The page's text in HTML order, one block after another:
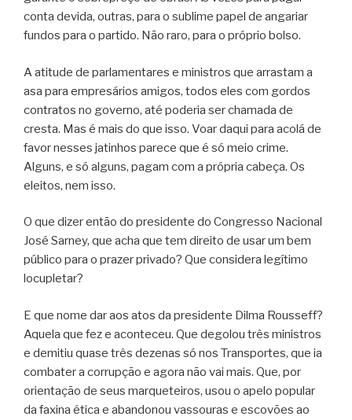
conta devida, outras, para o sublime papel de angariar
fundos para o partido. Não raro, para o próprio bolso.
A atitude de parlamentares e ministros que arrastam a
asa para empresários amigos, todos eles com gordos
contratos no governo, até poderia ser chamada de
cresta. Mas é mais do que isso. Voar daqui para acolá de
favor nesses jatinhos parece que é só meio crime.
Alguns, e só alguns, pagam com a própria cabeça. Os
eleitos, nem isso.
O que dizer então do presidente do Congresso Nacional
José Sarney, que acha que tem direito de usar um bem
público para o prazer privado? Que considera legítimo
locupletar?
E que nome dar aos atos da presidente Dilma Rousseff?
Aquela que fez e aconteceu. Que degolou três ministros
e demitiu quase três dezenas só nos Transportes, que ia
combater a corrupção e agora não vai mais. Que, por
orientação de seus marqueteiros, usou o apelo popular
da faxina ética e abandonou vassouras e escovões ao